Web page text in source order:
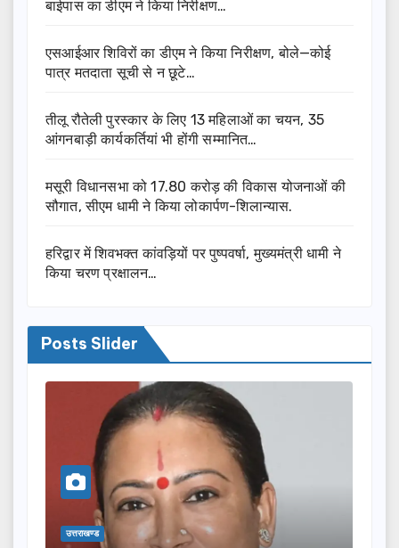
बाईपास का डीएम ने किया निरीक्षण…
एसआईआर शिविरों का डीएम ने किया निरीक्षण, बोले—कोई
पात्र मतदाता सूची से न छूटे…
तीलू रौतेली पुरस्कार के लिए 13 महिलाओं का चयन, 35
आंगनबाड़ी कार्यकर्तियां भी होंगी सम्मानित…
मसूरी विधानसभा को 17.80 करोड़ की विकास योजनाओं की
सौगात, सीएम धामी ने किया लोकार्पण-शिलान्यास.
हरिद्वार में शिवभक्त कांवड़ियों पर पुष्पवर्षा, मुख्यमंत्री धामी ने
किया चरण प्रक्षालन…
Posts Slider
उत्तराखण्ड